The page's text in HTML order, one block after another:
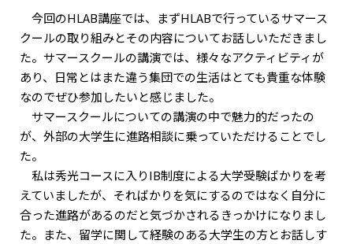
今回のHLAB講座では、まずHLABで行っているサマース
クールの取り組みとその内容についてお話しいただきまし
た。サマースクールの講演では、様々なアクティビティが
あり、日常とはまた違う集団での生活はとても貴重な体験
なのでぜひ参加したいと感じました。
サマースクールについての講演の中で魅力的だったの
が、外部の大学生に進路相談に乗っていただけることでし
た。
私は秀光コースに入りIB制度による大学受験ばかりを考
えていましたが、そればかりを気にするのではなく自分に
合った進路があるのだと気づかされるきっかけになりまし
た。また、留学に関して経験のある大学生の方とお話しす